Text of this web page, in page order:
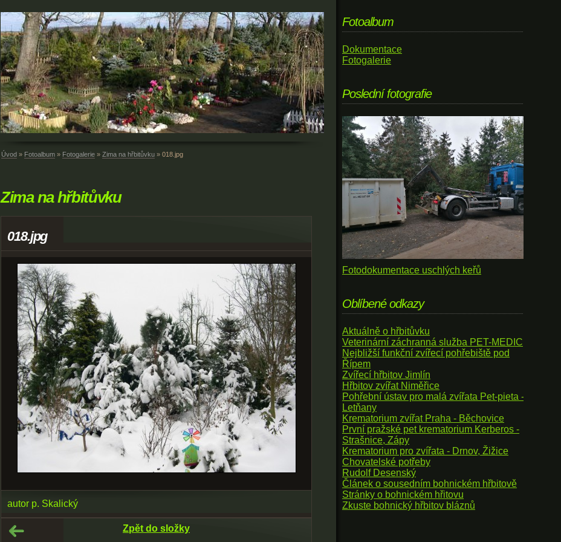
Úvod » Fotoalbum » Fotogalerie » Zima na hřbitůvku » 018.jpg
Zima na hřbitůvku
018.jpg
autor p. Skalický
Zpět do složky
Fotoalbum
Dokumentace
Fotogalerie
Poslední fotografie
Fotodokumentace uschlých keřů
Oblíbené odkazy
Aktuálně o hřbitůvku
Veterinární záchranná služba PET-MEDIC
Nejbližší funkční zvířecí pohřebiště pod
Řípem
Zvířecí hřbitov Jimlín
Hřbitov zvířat Niměřice
Pohřební ústav pro malá zvířata Pet-pieta -
Letňany
Krematorium zvířat Praha - Běchovice
První pražské pet krematorium Kerberos -
Strašnice, Zápy
Krematorium pro zvířata - Drnov, Žižice
Chovatelské potřeby
Rudolf Desenský
Článek o sousedním bohnickém hřbitově
Stránky o bohnickém hřitovu
Zkuste bohnický hřbitov bláznů